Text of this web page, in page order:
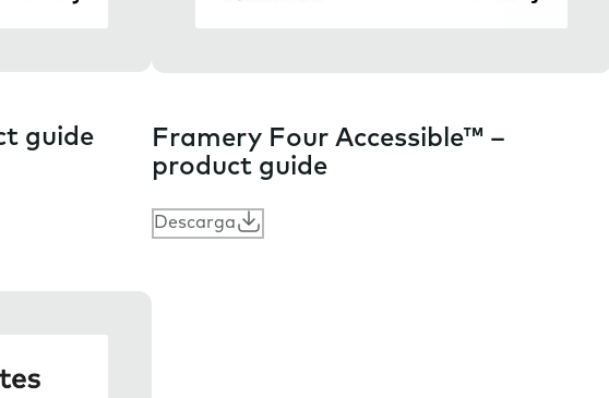
guide
Framery Four Accessible™ –
product guide
Descarga